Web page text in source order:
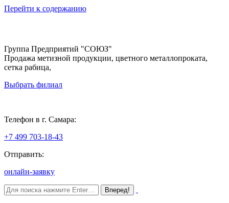
Перейти к содержанию
Группа Предприятий "СОЮЗ"
Продажа метизной продукции, цветного металлопроката,
сетка рабица,
Выбрать филиал
Телефон в г. Самара:
+7 499 703-18-43
Отправить:
онлайн-заявку